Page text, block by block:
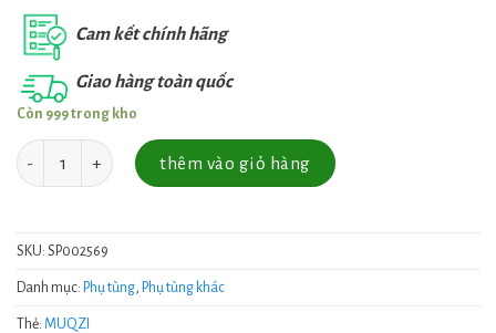
Cam kết chính hãng
Giao hàng toàn quốc
Còn 999 trong kho
Số lượng
thêm vào giỏ hàng
SKU: SP002569
Danh mục: Phụ tùng, Phụ tùng khác
Thẻ: MUQZI